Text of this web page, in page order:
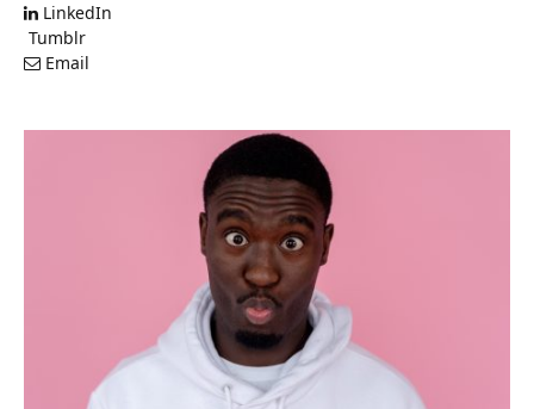
LinkedIn
Tumblr
Email